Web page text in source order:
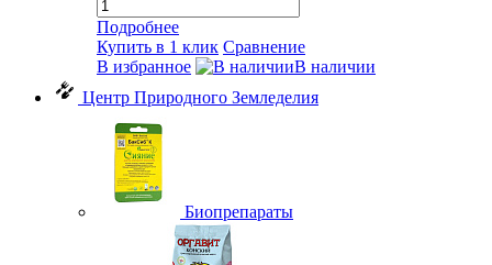
Подробнее
Купить в 1 клик Сравнение
В избранное
В наличии
Центр Природного Земледелия
Биопрепараты